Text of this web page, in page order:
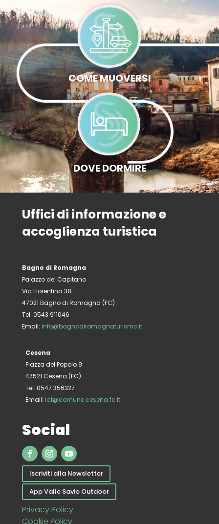
COME MUOVERSI
DOVE DORMIRE
Uffici di informazione e
accoglienza turistica
Bagno di Romagna
Palazzo del Capitano
Via Fiorentina 38
47021 Bagno di Romagna (FC)
Tel: 0543 911046
Email: info@bagnodiromagnaturismo.it
Cesena
Piazza del Popolo 9
47521 Cesena (FC)
Tel: 0547 356327
Email: iat@comune.cesena.fc.it
Social
Iscriviti alla Newsletter
App Valle Savio Outdoor
Privacy Policy
Cookie Policy